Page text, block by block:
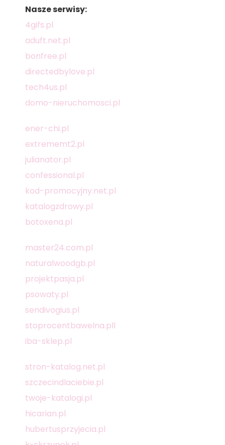
Nasze serwisy:
4gifs.pl
aduft.net.pl
bonfree.pl
directedbylove.pl
tech4us.pl
domo-nieruchomosci.pl
ener-chi.pl
extrememt2.pl
julianator.pl
confessional.pl
kod-promocyjny.net.pl
katalogzdrowy.pl
botoxena.pl
master24.com.pl
naturalwoodgb.pl
projektpasja.pl
psowaty.pl
sendivogius.pl
stoprocentbawelna.pll
iba-sklep.pl
stron-katalog.net.pl
szczecindlaciebie.pl
twoje-katalogi.pl
hicarian.pl
hubertusprzyjecia.pl